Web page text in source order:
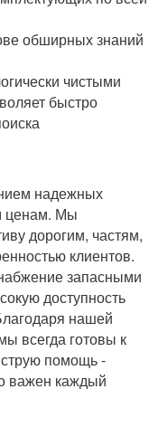
обширных знаний
чистыми
быстро
надежных
ценам. Мы
дорогим, частям,
клиентов.
запасными
доступность
нашей
всегда готовы к
помощь -
важен каждый